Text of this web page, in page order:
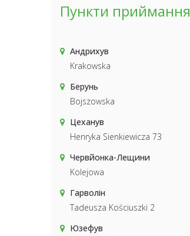
Пункти приймання
Андрихув
Krakowska
Берунь
Bojszowska
Цеханув
Henryka Sienkiewicza 73
Червйонка-Лещини
Kolejowa
Гарволін
Tadeusza Kościuszki 2
Юзефув